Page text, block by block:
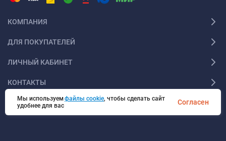
КОМПАНИЯ
ДЛЯ ПОКУПАТЕЛЕЙ
ЛИЧНЫЙ КАБИНЕТ
КОНТАКТЫ
Мы используемфайлы cookie, чтобы сделать сайт
удобнее для вас
Согласен